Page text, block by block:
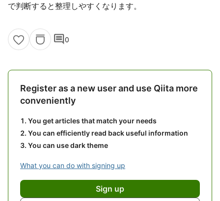
で判断すると整理しやすくなります。
comment0
Register as a new user and use Qiita more
conveniently
You get articles that match your needs
You can efficiently read back useful information
You can use dark theme
What you can do with signing up
Sign up